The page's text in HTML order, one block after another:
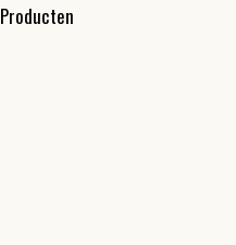
spiegeltjes
Producten